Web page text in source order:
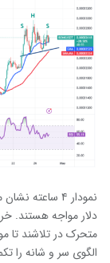
دلار مواجه هستند.
متحرک در تلاشند تا
الگوی سر و شانه را تکمیل کرده و به